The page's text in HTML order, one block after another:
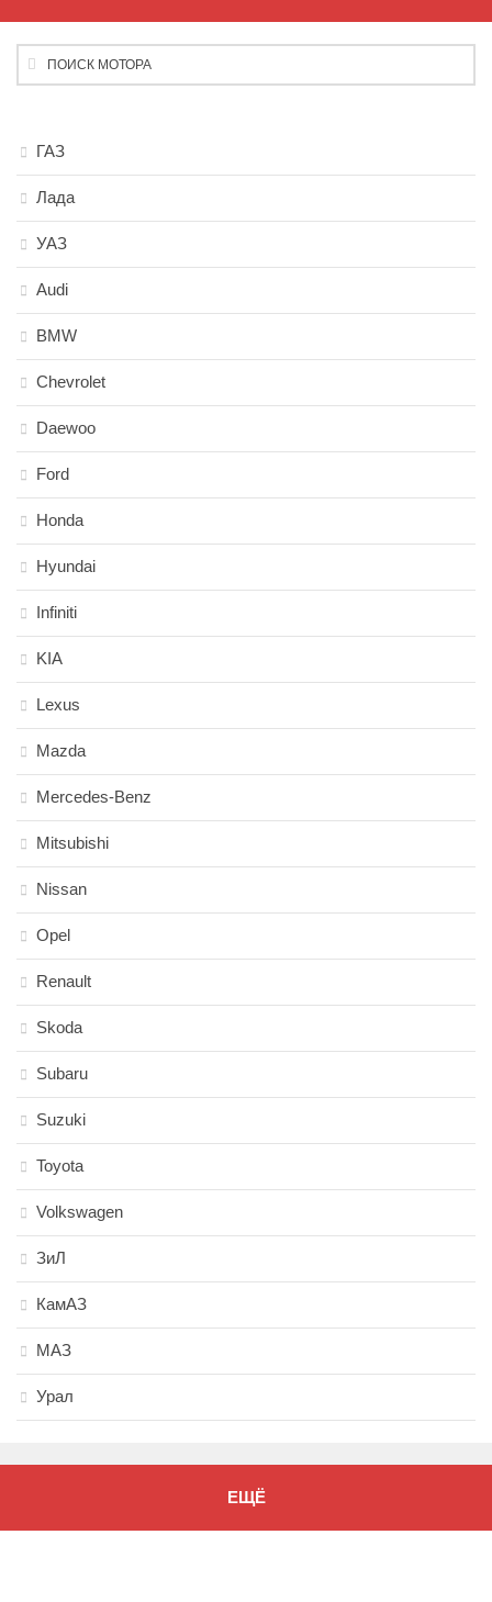
ГАЗ
Лада
УАЗ
Audi
BMW
Chevrolet
Daewoo
Ford
Honda
Hyundai
Infiniti
KIA
Lexus
Mazda
Mercedes-Benz
Mitsubishi
Nissan
Opel
Renault
Skoda
Subaru
Suzuki
Toyota
Volkswagen
ЗиЛ
КамАЗ
МАЗ
Урал
ЕЩЁ